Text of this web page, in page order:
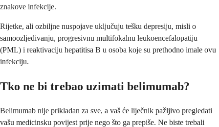
znakove infekcije.
Rijetke, ali ozbiljne nuspojave uključuju tešku depresiju, misli o
samoozljeđivanju, progresivnu multifokalnu leukoencefalopatiju
(PML) i reaktivaciju hepatitisa B u osoba koje su prethodno imale ovu
infekciju.
Tko ne bi trebao uzimati belimumab?
Belimumab nije prikladan za sve, a vaš će liječnik pažljivo pregledati
vašu medicinsku povijest prije nego što ga prepiše. Ne biste trebali